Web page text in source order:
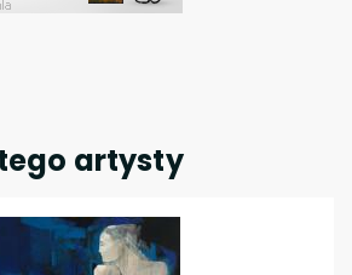
artysty